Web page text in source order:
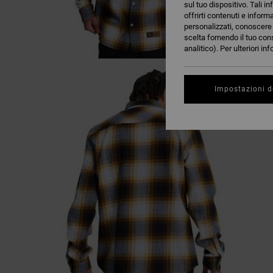
sul tuo dispositivo. Tali
offrirti contenuti e
personalizzati,
scelta fornendo il tuo
analitico). Per ulteriori
Impostazioni